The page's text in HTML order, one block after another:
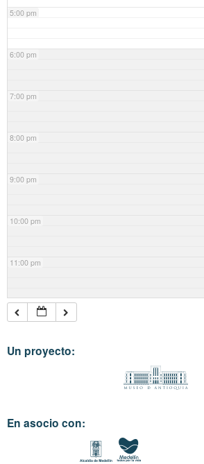
5:00 pm
6:00 pm
7:00 pm
8:00 pm
9:00 pm
10:00 pm
11:00 pm
Un proyecto:
En asocio con: